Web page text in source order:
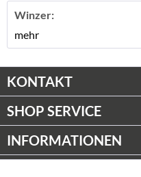
Winzer:
mehr
KONTAKT
SHOP SERVICE
INFORMATIONEN